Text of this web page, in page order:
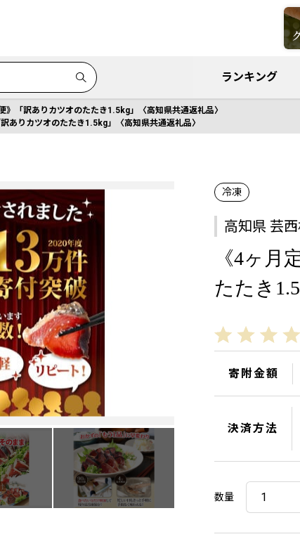
ランキング
》「訳ありカツオのたたき1.5kg」〈高知県共通返礼品〉
ありカツオのたたき1.5kg」〈高知県共通返礼品〉
冷凍
高知県 芸
《4ヶ月
たたき
寄附金額
決済方法
数量